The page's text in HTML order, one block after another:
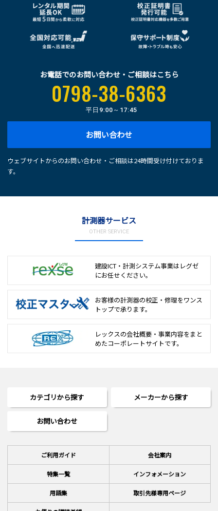
お電話でのお問い合わせ・ご相談はこちら
0798-38-6363
平日 9:00～17:45
お問い合わせ
ウェブサイトからのお問い合わせ・ご相談は24時間受け付けておりま
す。
計測器サービス
OTHER SERVICE
建設ICT・計測システム事業は レグゼ
にお任せください。
お客様の計測器の校正・修理をワンス
トップで承ります。
レックスの会社概要・事業内容をまと
めたコーポレートサイトです。
カテゴリから探す メーカーから探す
お問い合わせ
ご利用ガイド 会社案内
特集一覧 インフォメーション
用語集 取引先様専用ページ